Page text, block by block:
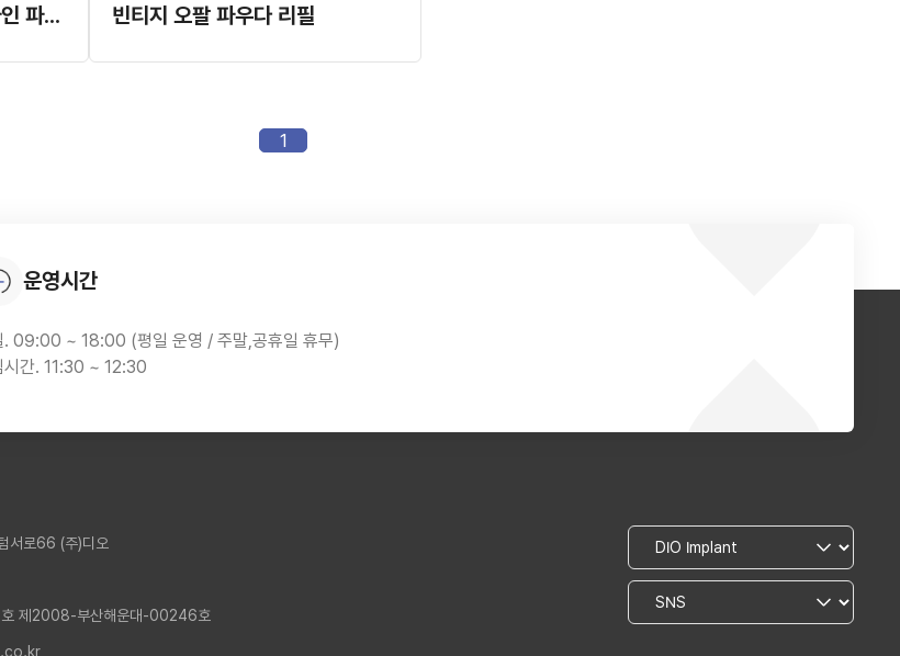
빈티지 밸류 플러스 포세라인 파우다 빈티지 오팔 파우다 리필
1
운영시간
. 09:00 ~ 18:00 (평일 운영 / 주말,공휴일 휴무)
시간. 11:30 ~ 12:30
서로66 (주)디오
호 제2008-부산해운대-00246호